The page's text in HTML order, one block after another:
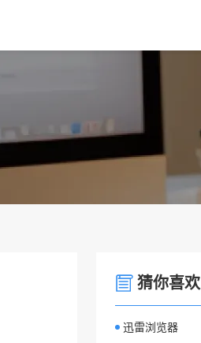
猜你喜欢
迅雷浏览器